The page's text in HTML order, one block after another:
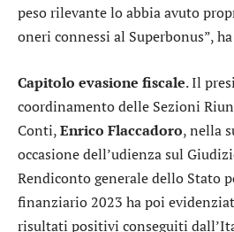
peso rilevante lo abbia avuto
oneri connessi al Superbonus”,
Capitolo evasione fiscale. Il
coordinamento delle Sezioni
Conti,Enrico Flaccadoro, nella
occasione dell’udienza sul
Rendiconto generale dello Stato
finanziario 2023 ha poi
risultati positivi conseguiti